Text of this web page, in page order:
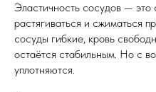
Эластичность сосудов — это
растягиваться и сжиматься
сосуды гибкие, кровь
остаётся стабильным. Но с
уплотняются.